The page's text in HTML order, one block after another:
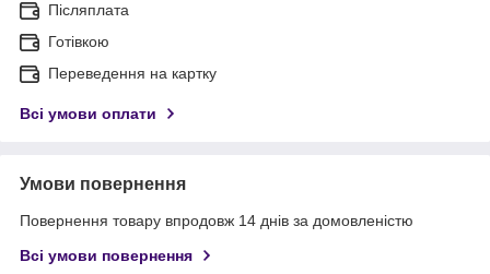
Післяплата
Готівкою
Переведення на картку
Всі умови оплати
Умови повернення
Повернення товару впродовж 14 днів за домовленістю
Всі умови повернення